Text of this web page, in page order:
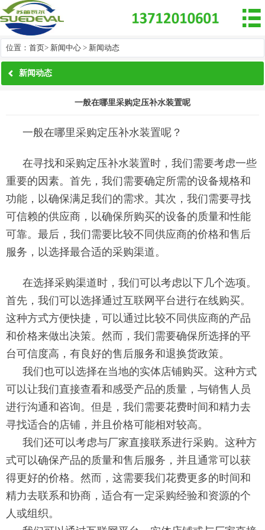

位置： 首页> 新闻中心 > 新闻动态
新闻动态
一般在哪里采购定压补水装置呢
一般在哪里采购定压补水装置呢？
在寻找和采购定压补水装置时，我们需要考虑一些
重要的因素。首先，我们需要确定所需的设备规格和
功能，以确保满足我们的需求。其次，我们需要寻找
可信赖的供应商，以确保所购买的设备的质量和性能
可靠。最后，我们需要比较不同供应商的价格和售后
服务，以选择最合适的采购渠道。
在选择采购渠道时，我们可以考虑以下几个选项。
首先，我们可以选择通过互联网平台进行在线购买。
这种方式方便快捷，可以通过比较不同供应商的产品
和价格来做出决策。然而，我们需要确保所选择的平
台可信度高，有良好的售后服务和退换货政策。
我们也可以选择在当地的实体店铺购买。这种方式
可以让我们直接查看和感受产品的质量，与销售人员
进行沟通和咨询。但是，我们需要花费时间和精力去
寻找适合的店铺，并且价格可能相对较高。
我们还可以考虑与厂家直接联系进行采购。这种方
式可以确保产品的质量和售后服务，并且通常可以获
得更好的价格。然而，这需要我们花费更多的时间和
精力去联系和协商，适合有一定采购经验和资源的个
人或组织。